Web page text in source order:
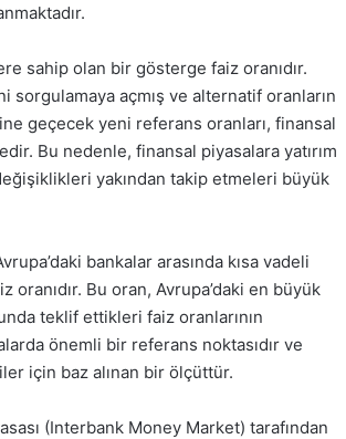
sahip olan bir gösterge faiz oranıdır.
açmış ve alternatif oranların
geçecek yeni referans oranları, finansal
Bu nedenle, finansal piyasalara yatırım
yakından takip etmeleri büyük
bankalar arasında kısa vadeli
Bu oran, Avrupa’daki en büyük
teklif ettikleri faiz oranlarının
önemli bir referans noktasıdır ve
için baz alınan bir ölçüttür.
(Interbank Money Market) tarafından